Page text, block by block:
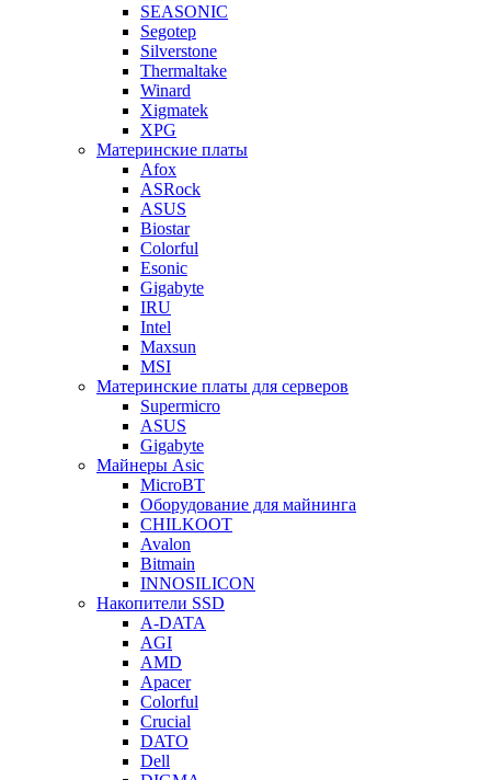
SEASONIC
Segotep
Silverstone
Thermaltake
Winard
Xigmatek
XPG
Материнские платы
Afox
ASRock
ASUS
Biostar
Colorful
Esonic
Gigabyte
IRU
Intel
Maxsun
MSI
Материнские платы для серверов
Supermicro
ASUS
Gigabyte
Майнеры Asic
MicroBT
Оборудование для майнинга
CHILKOOT
Avalon
Bitmain
INNOSILICON
Накопители SSD
A-DATA
AGI
AMD
Apacer
Colorful
Crucial
DATO
Dell